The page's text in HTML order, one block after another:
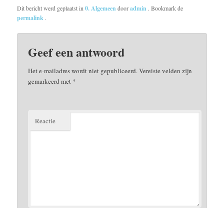
Dit bericht werd geplaatst in0. Algemeen dooradmin . Bookmark de
permalink .
Geef een antwoord
Het e-mailadres wordt niet gepubliceerd. Vereiste velden zijn
gemarkeerd met *
Reactie